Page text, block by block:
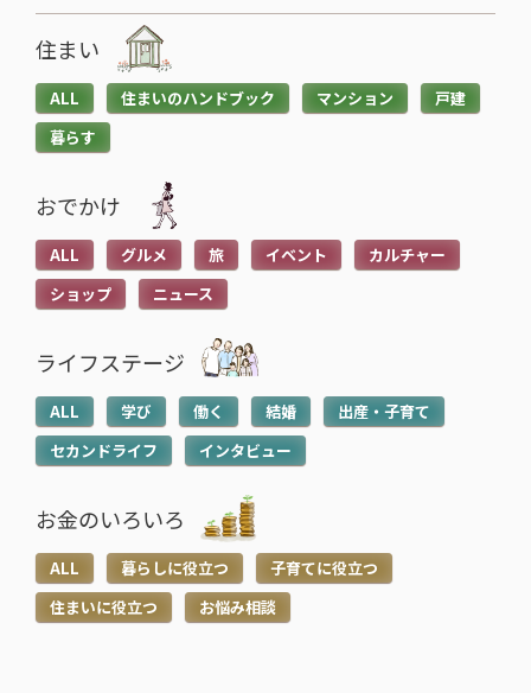
2026.05.28 2026.05.21
続
き
を
む
>
高校生でも口座開設でき
る？必要な書類や流れ・注
意点をわかりやすく解説
2026.05.12
>
住宅ローン中に転職しても
住まい
ALL 住まいのハンドブック マンション
戸建
暮らす
おでかけ
ALL グルメ 旅 イベント
カルチャー
ショップ
ニュース
ライフステージ
ALL 学び 働く 結婚
出産・子育て
セカンドライフ
インタビュー
お金のいろいろ
ALL 暮らしに役立つ
子育てに役立つ
住まいに役立つ
お悩み相談